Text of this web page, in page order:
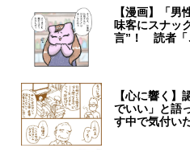
【漫画】「
味客にスナッ
言”！ 読者「
【心に響く
でいい」と語
す中で気付い